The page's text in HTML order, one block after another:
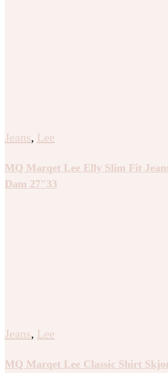
Jeans, Lee
MQ Marqet Lee Elly Slim Fit
Dam 27″33
Jeans, Lee
MQ Marqet Lee Classic Shirt